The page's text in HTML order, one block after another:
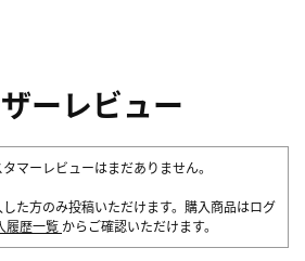
ーレビュー
マーレビューはまだありません。
た方のみ投稿いただけます。購入商品はログ
履歴一覧 からご確認いただけます。